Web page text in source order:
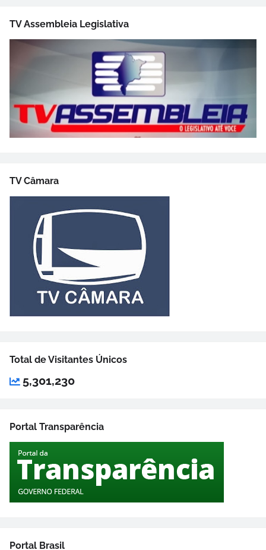
TV Assembleia Legislativa
TV Câmara
Total de Visitantes Únicos
5,301,230
Portal Transparência
Portal Brasil